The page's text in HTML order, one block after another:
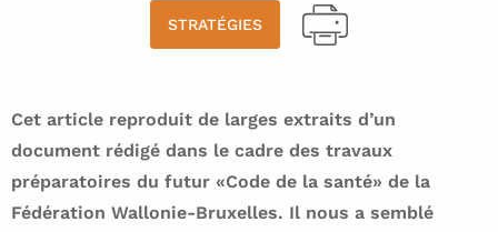
STRATÉGIES
Cet article reproduit de larges extraits d’un
document rédigé dans le cadre des travaux
préparatoires du futur «Code de la santé» de la
Fédération Wallonie-Bruxelles. Il nous a semblé